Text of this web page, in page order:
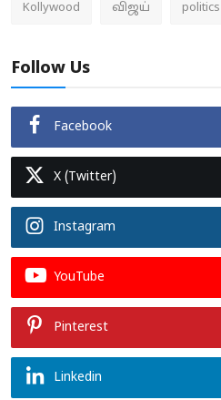
Kollywood விஜய் politics
Follow Us
Facebook
X (Twitter)
Instagram
YouTube
Pinterest
Linkedin